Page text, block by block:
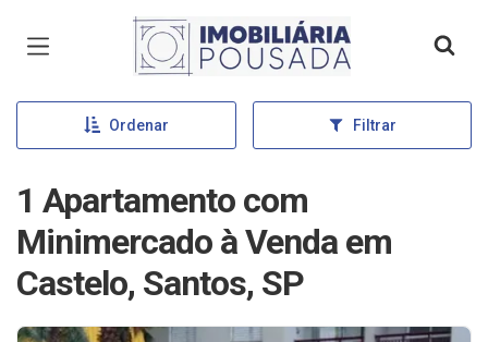
Página inicial
Ordenar Filtrar
1 Apartamento com
Minimercado à Venda em
Castelo, Santos, SP